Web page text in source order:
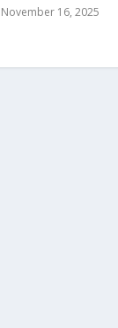
November 16, 2025